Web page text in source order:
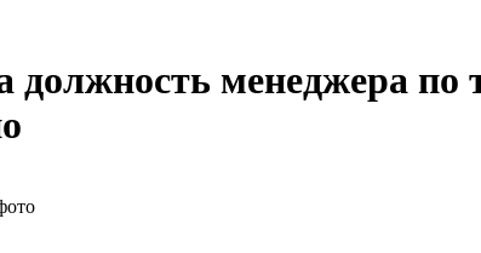
должность менеджера